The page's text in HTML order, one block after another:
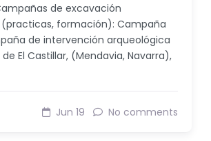
de excavación
formación): Campaña
de intervención arqueológica
El Castillar, (Mendavia, Navarra),
Jun 19 No comments